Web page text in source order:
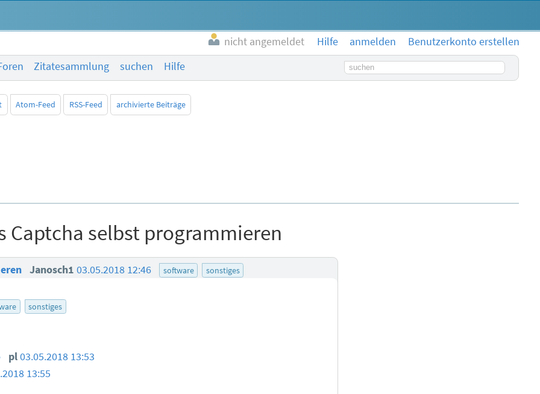
nicht angemeldet Hilfe anmelden
Benutzerkonto erstellen
Zitatesammlung suchen Hilfe Suchbegriff
Atom-Feed RSS-Feed archivierte Beiträge
Captcha selbst programmieren
Janosch103.05.2018 12:46 software sonstiges
sonstiges
pl03.05.2018 13:53
13:55